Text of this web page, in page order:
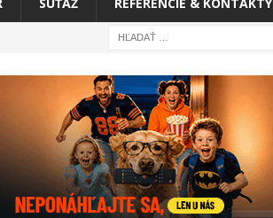
SÚŤAŽ REFERENCIE & KONTAKTY